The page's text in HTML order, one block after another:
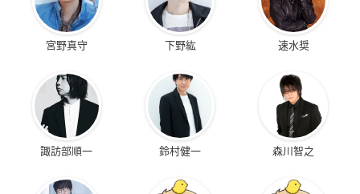
宮野真守 下野紘 速水奨
諏訪部順一 鈴村健一 森川智之